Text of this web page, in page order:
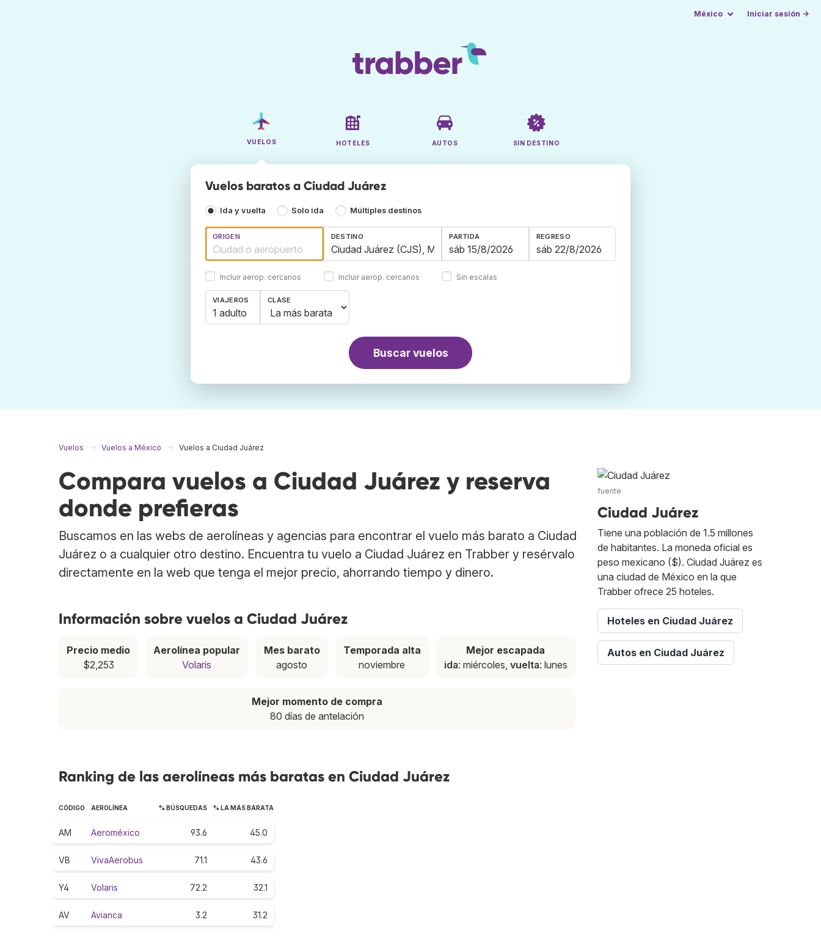
México Iniciar sesión →
VUELOS HOTELES AUTOS SIN DESTINO
Vuelos baratos a Ciudad Juárez
Ida y vuelta Solo ida Múltiples destinos
ORIGEN
Incluir aerop. cercanos
DESTINO
Incluir aerop. cercanos
PARTIDA REGRESO
Sin escalas
VIAJEROS
1 adulto
CLASE
Buscar vuelos
Vuelos Vuelos a México Vuelos a Ciudad Juárez
Compara vuelos a Ciudad Juárez y reserva
donde prefieras
Buscamos en las webs de aerolíneas y agencias para encontrar el vuelo más barato a Ciudad
Juárez o a cualquier otro destino. Encuentra tu vuelo a Ciudad Juárez en Trabber y resérvalo
directamente en la web que tenga el mejor precio, ahorrando tiempo y dinero.
Información sobre vuelos a Ciudad Juárez
Precio medio
$2,253
Aerolínea popular
Volaris
Mes barato
agosto
Temporada alta
noviembre
Mejor escapada
ida: miércoles, vuelta: lunes
Mejor momento de compra
80 días de antelación
Ranking de las aerolíneas más baratas en Ciudad Juárez
CÓDIGO AEROLÍNEA % BÚSQUEDAS % LA MÁS BARATA
AM Aeroméxico 93.6 45.0
VB VivaAerobus 71.1 43.6
Y4 Volaris 72.2 32.1
AV Avianca 3.2 31.2
fuente
Ciudad Juárez
Tiene una población de 1.5 millones
de habitantes. La moneda oficial es
peso mexicano ($). Ciudad Juárez es
una ciudad de México en la que
Trabber ofrece 25 hoteles.
Hoteles en Ciudad Juárez
Autos en Ciudad Juárez